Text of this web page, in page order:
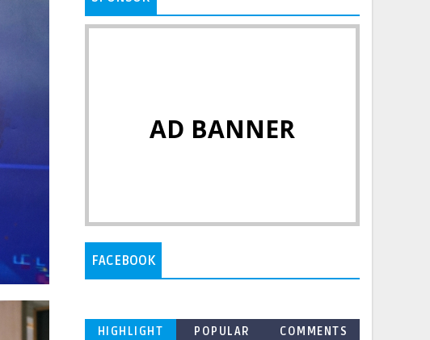
AD BANNER
FACEBOOK
HIGHLIGHT POPULAR COMMENTS